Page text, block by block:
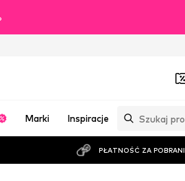
Marki Inspiracje
PŁATNOŚĆ ZA